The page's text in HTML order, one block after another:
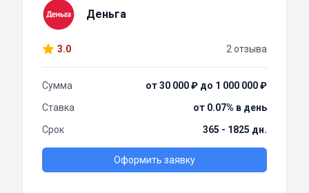
Деньга
3.0 2 отзыва
Сумма
от 30 000 ₽ до 1 000 000 ₽
Ставка
от 0.07% в день
Срок
365 - 1825 дн.
Оформить заявку